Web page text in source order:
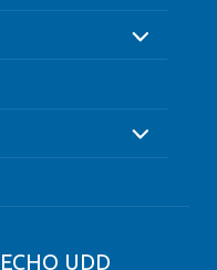
UDD